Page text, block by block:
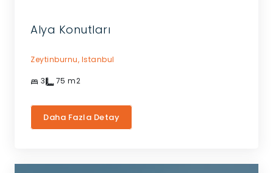
Alya Konutları
Zeytinburnu, Istanbul
3 75 m2
Daha Fazla Detay